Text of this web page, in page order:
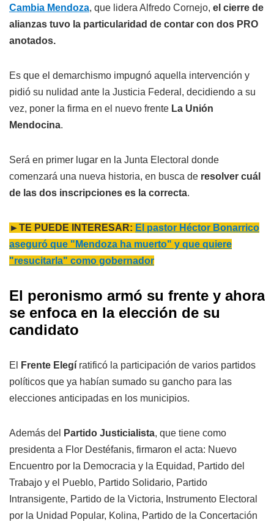
Cambia Mendoza, que lidera Alfredo Cornejo, el cierre de
alianzas tuvo la particularidad de contar con dos PRO
anotados.
Es que el demarchismo impugnó aquella intervención y
pidió su nulidad ante la Justicia Federal, decidiendo a su
vez, poner la firma en el nuevo frente La Unión
Mendocina.
Será en primer lugar en la Junta Electoral donde
comenzará una nueva historia, en busca de resolver cuál
de las dos inscripciones es la correcta.
►TE PUEDE INTERESAR: El pastor Héctor Bonarrico
aseguró que "Mendoza ha muerto" y que quiere
"resucitarla" como gobernador
El peronismo armó su frente y ahora
se enfoca en la elección de su
candidato
El Frente Elegí ratificó la participación de varios partidos
políticos que ya habían sumado su gancho para las
elecciones anticipadas en los municipios.
Además del Partido Justicialista, que tiene como
presidenta a Flor Destéfanis, firmaron el acta: Nuevo
Encuentro por la Democracia y la Equidad, Partido del
Trabajo y el Pueblo, Partido Solidario, Partido
Intransigente, Partido de la Victoria, Instrumento Electoral
por la Unidad Popular, Kolina, Partido de la Concertación